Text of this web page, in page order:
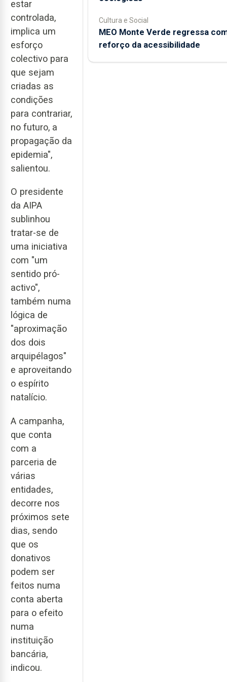
estar
controlada,
implica um
esforço
colectivo para
que sejam
criadas as
condições
para contrariar,
no futuro, a
propagação da
epidemia",
salientou.
O presidente
da AIPA
sublinhou
tratar-se de
uma iniciativa
com "um
sentido pró-
activo",
também numa
lógica de
"aproximação
dos dois
arquipélagos"
e aproveitando
o espírito
natalício.
A campanha,
que conta
com a
parceria de
várias
entidades,
decorre nos
próximos sete
dias, sendo
que os
donativos
podem ser
feitos numa
conta aberta
para o efeito
numa
instituição
bancária,
indicou.
Cultura e Social
MEO Monte Verde regressa
reforço da acessibilidade